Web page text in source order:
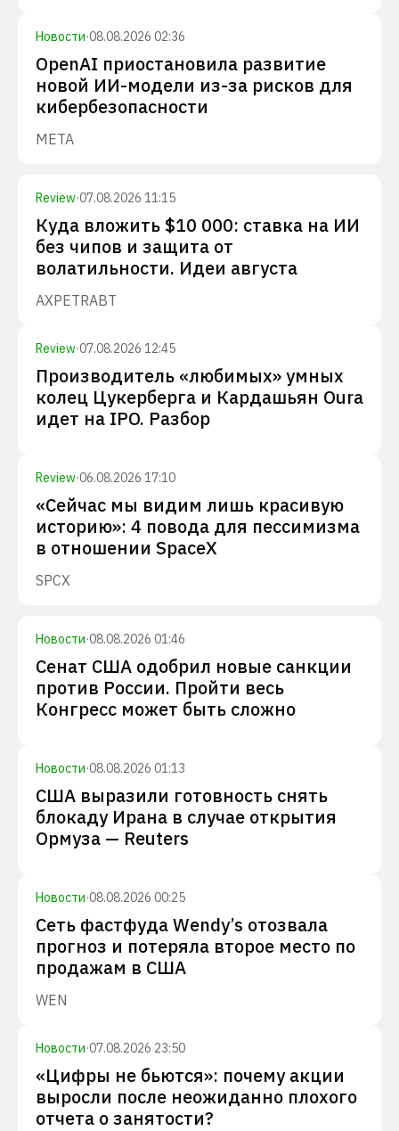
Новости·08.08.2026 02:36
OpenAI приостановила развитие
новой ИИ-модели из-за рисков для
кибербезопасности
META
Review·07.08.2026 11:15
Куда вложить $10 000: ставка на ИИ
без чипов и защита от
волатильности. Идеи августа
AXPETRABT
Review·07.08.2026 12:45
Производитель «любимых» умных
колец Цукерберга и Кардашьян Oura
идет на IPO. Разбор
Review·06.08.2026 17:10
«Сейчас мы видим лишь красивую
историю»: 4 повода для пессимизма
в отношении SpaceX
SPCX
Новости·08.08.2026 01:46
Сенат США одобрил новые санкции
против России. Пройти весь
Конгресс может быть сложно
Новости·08.08.2026 01:13
США выразили готовность снять
блокаду Ирана в случае открытия
Ормуза — Reuters
Новости·08.08.2026 00:25
Сеть фастфуда Wendy’s отозвала
прогноз и потеряла второе место по
продажам в США
WEN
Новости·07.08.2026 23:50
«Цифры не бьются»: почему акции
выросли после неожиданно плохого
отчета о занятости?